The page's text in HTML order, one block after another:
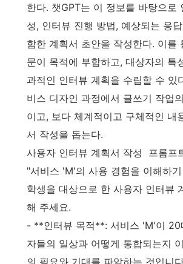
한다. 챗GPT는 이 정보를 바탕으로
성, 인터뷰 진행 방법, 예상되는 응
함한 계획서 초안을 작성한다. 이를
문이 목적에 부합하고, 대상자의 특
과적인 인터뷰 계획을 수립할 수 있
비스 디자인 과정에서 글쓰기 작업
이고, 보다 체계적이고 구체적인 내
서 작성을 돕는다.
사용자 인터뷰 계획서 작성 프롬프
"서비스 'M'의 사용 경험을 이해하
학생을 대상으로 한 사용자 인터뷰
해 주세요.
- **인터뷰 목적**: 서비스 'M'이 20
자들의 일상과 어떻게 통합되는지
의 필요와 기대를 파악하는 것입니